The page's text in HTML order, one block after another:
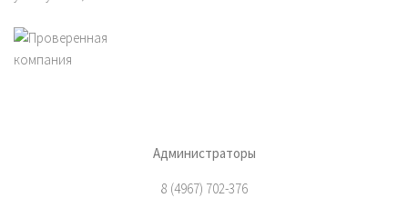
Администраторы
8 (4967) 702-376